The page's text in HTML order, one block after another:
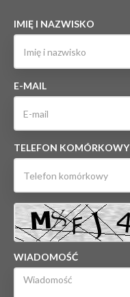
IMIĘ I NAZWISKO
E-MAIL
TELEFON KOMÓRKOWY
WIADOMOŚĆ